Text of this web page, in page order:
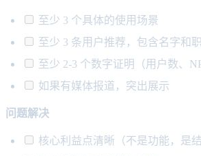
至少 3 个具体的使用场景
至少 3 条用户推荐，包含名字和
至少 2-3 个数字证明（用户数、
如果有媒体报道，突出展示
问题解决
核心利益点清晰（不是功能，是结